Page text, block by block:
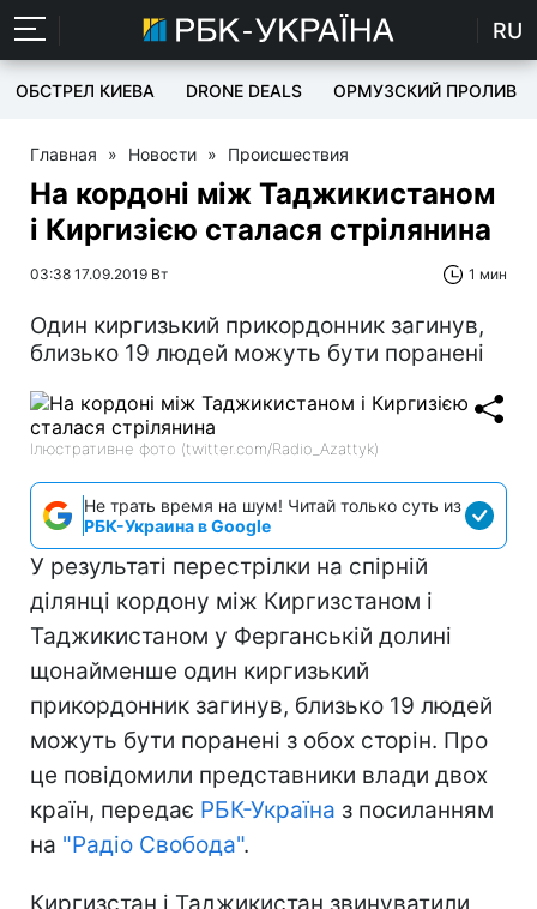
RU
ОБСТРЕЛ КИЕВА DRONE DEALS ОРМУЗСКИЙ ПРОЛИВ
Главная » Новости » Происшествия
На кордоні між Таджикистаном
і Киргизією сталася стрілянина
03:38 17.09.2019 Вт 1 мин
Один киргизький прикордонник загинув,
близько 19 людей можуть бути поранені
Ілюстративне фото (twitter.com/Radio_Azattyk)
Не трать время на шум! Читай только суть из
РБК-Украина в Google
У результаті перестрілки на спірній
ділянці кордону між Киргизстаном і
Таджикистаном у Ферганській долині
щонайменше один киргизький
прикордонник загинув, близько 19 людей
можуть бути поранені з обох сторін. Про
це повідомили представники влади двох
країн, передає РБК-Україна з посиланням
на "Радіо Свобода".